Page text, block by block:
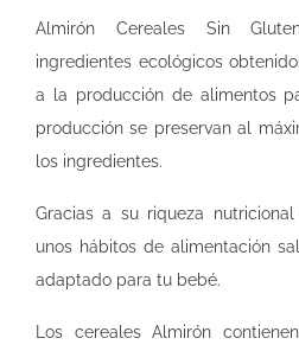
Almirón Cereales Sin
ingredientes ecológicos
a la producción de alimentos
producción se preservan al
los ingredientes.
Gracias a su riqueza
unos hábitos de alimentación
adaptado para tu bebé.
Los cereales Almirón